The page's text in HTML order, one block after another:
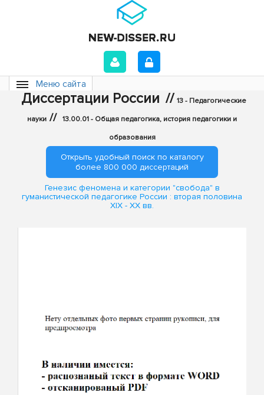
Меню сайта
Диссертации России // 13 - Педагогические
науки // 13.00.01 - Общая педагогика, история педагогики и
образования
Открыть удобный поиск по каталогу
более 800 000 диссертаций
Генезис феномена и категории "свобода" в
гуманистической педагогике России : вторая половина
XIX - XX вв.